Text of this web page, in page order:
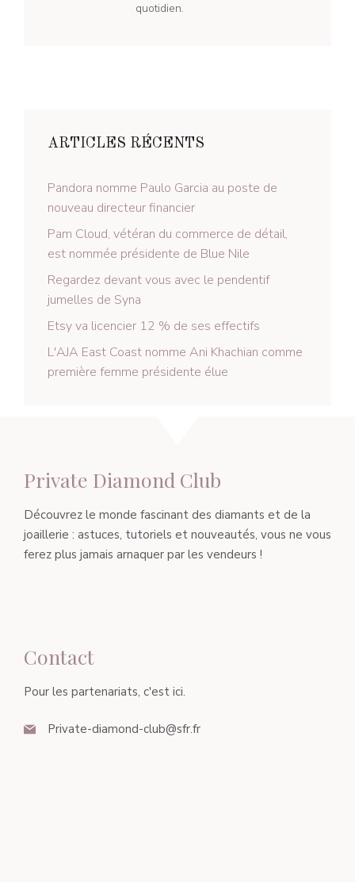
quotidien.
ARTICLES RÉCENTS
Pandora nomme Paulo Garcia au poste de
nouveau directeur financier
Pam Cloud, vétéran du commerce de détail,
est nommée présidente de Blue Nile
Regardez devant vous avec le pendentif
jumelles de Syna
Etsy va licencier 12 % de ses effectifs
L'AJA East Coast nomme Ani Khachian comme
première femme présidente élue
Private Diamond Club
Découvrez le monde fascinant des diamants et de la
joaillerie : astuces, tutoriels et nouveautés, vous ne vous
ferez plus jamais arnaquer par les vendeurs !
Contact
Pour les partenariats, c'est ici.
Private-diamond-club@sfr.fr